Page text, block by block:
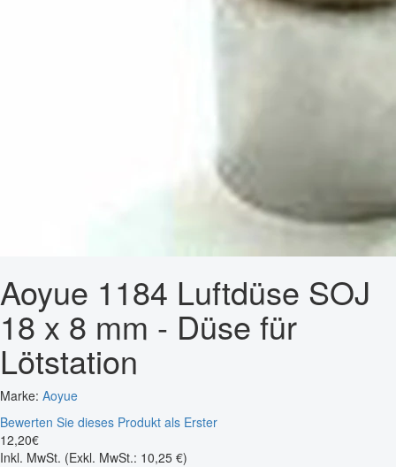
Aoyue 1184 Luftdüse SOJ
18 x 8 mm - Düse für
Lötstation
Marke: Aoyue
Bewerten Sie dieses Produkt als Erster
12,20€
Inkl. MwSt. (Exkl. MwSt.: 10,25 €)